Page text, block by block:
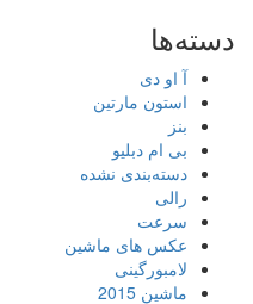
دسته‌ها
آ او دی
استون مارتین
بنز
بی ام دبلیو
دسته‌بندی نشده
رالی
سرعت
عکس های ماشین
لامبورگینی
ماشین 2015